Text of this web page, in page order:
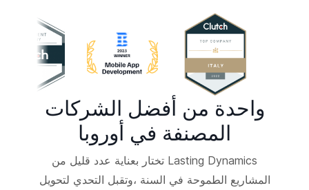
واحدة من أفضل الشركات
المصنفة في أوروبا
Lasting Dynamics تختار بعناية عدد قليل من
المشاريع الطموحة في السنة ،وتقبل التحدي لتحويل